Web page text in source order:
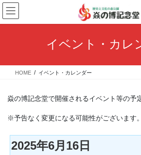
コ
ン
テ
ス
ナ
ビ
ゲ
ン
イベント・カレ
HOME イベント・カレンダー
焱の博記念堂で開催されるイベント等の予
※予告なく変更になる可能性がございます
2025年6月16日